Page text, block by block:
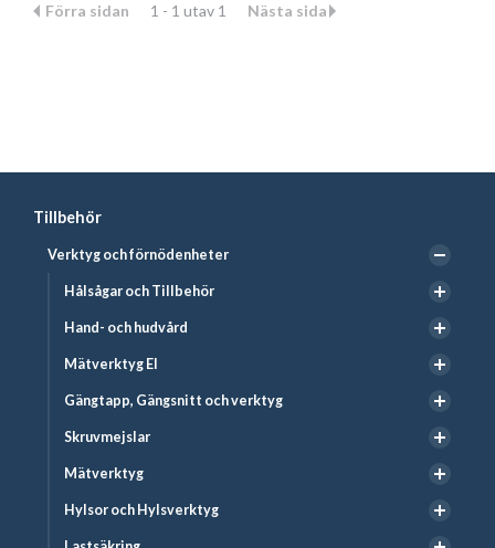
Tillbehör
Verktyg och förnödenheter
Hålsågar och Tillbehör
Hand- och hudvård
Mätverktyg El
Gängtapp, Gängsnitt och verktyg
Skruvmejslar
Mätverktyg
Hylsor och Hylsverktyg
Förra sidan
1 - 1 utav 1 Nästa sida